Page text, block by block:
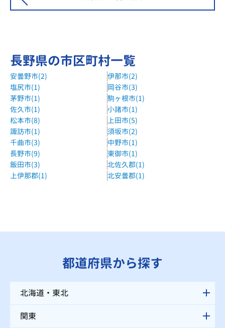
長野県の市区町村一覧
安曇野市(2)
伊那市(2)
塩尻市(1)
岡谷市(3)
茅野市(1)
駒ヶ根市(1)
佐久市(1)
小諸市(1)
松本市(8)
上田市(5)
諏訪市(1)
須坂市(2)
千曲市(3)
中野市(1)
長野市(9)
東御市(1)
飯田市(3)
北佐久郡(1)
上伊那郡(1)
北安曇郡(1)
都道府県から探す
北海道・東北
関東